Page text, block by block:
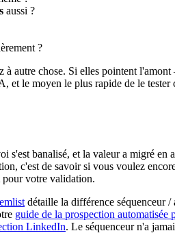
aussi ?
?
à autre chose. Si elles pointent
et le moyen le plus rapide de le
banalisé, et la valeur a migré
c'est de savoir si vous voulez
votre validation.
détaille la différence séquenceur
guide de la prospection automatisée
LinkedIn. Le séquenceur n'a